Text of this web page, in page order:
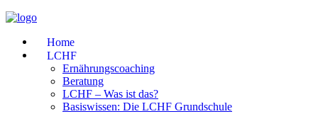
Home
LCHF
Ernährungscoaching
Beratung
LCHF – Was ist das?
Basiswissen: Die LCHF Grundschule